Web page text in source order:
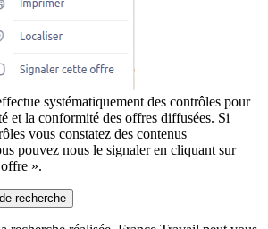
systématiquement des contrôles pour
et la conformité des offres diffusées. Si
vous constatez des contenus
pouvez nous le signaler en cliquant sur
».
recherche